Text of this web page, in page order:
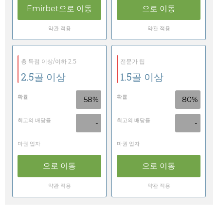
Emirbet으로 이동
약관 적용
으로 이동
약관 적용
총 득점 이상/이하 2.5
2.5골 이상
확률 58%
최고의 배당률 -
마권 업자
으로 이동
약관 적용
전문가 팁
1.5골 이상
확률 80%
최고의 배당률 -
마권 업자
으로 이동
약관 적용